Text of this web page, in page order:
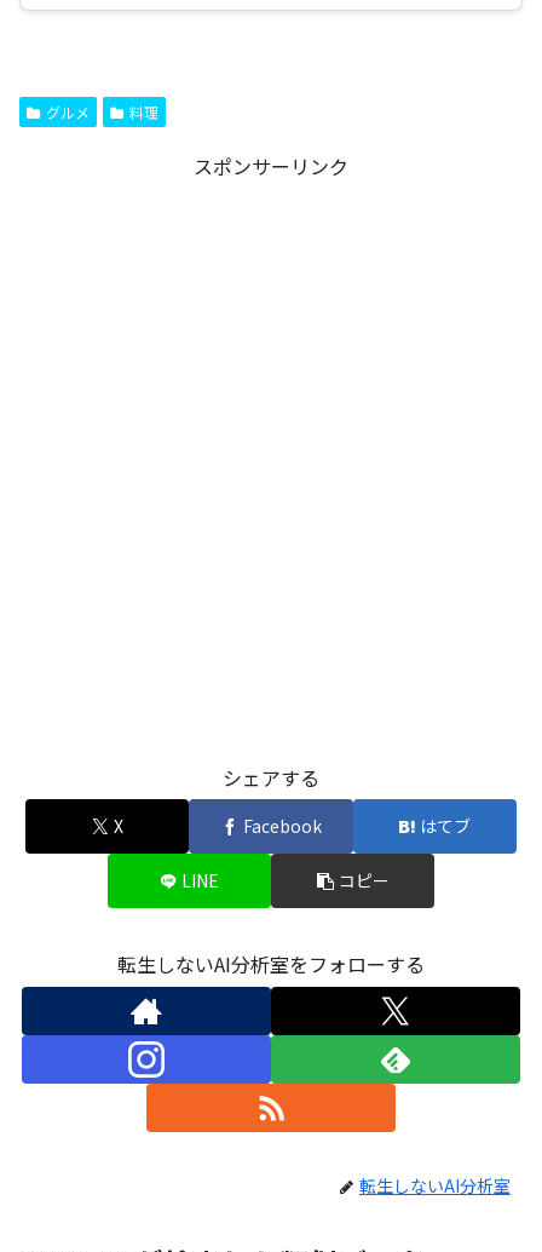
グルメ 料理
スポンサーリンク
シェアする
X Facebook はてブ
LINE コピー
転生しないAI分析室をフォローする
転生しないAI分析室